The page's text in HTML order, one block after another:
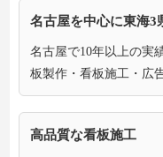
名古屋を中心に東海3
名古屋で10年以上の実
板製作・看板施工・広
高品質な看板施工